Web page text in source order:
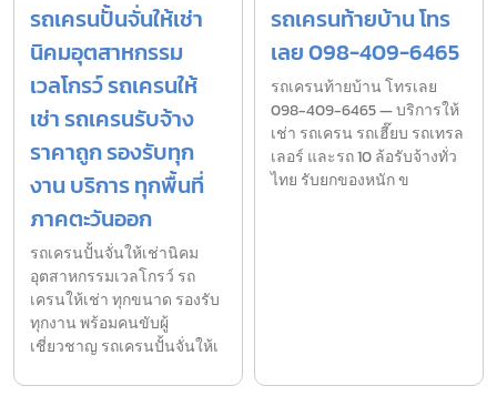
รถเครนปั้นจั่นให้เช่า
นิคมอุตสาหกรรม
เวลโกรว์ รถเครนให้
เช่า รถเครนรับจ้าง
ราคาถูก รองรับทุก
งาน บริการ ทุกพื้นที่
ภาคตะวันออก
รถเครนปั้นจั่นให้เช่านิคม
อุตสาหกรรมเวลโกรว์ รถ
เครนให้เช่า ทุกขนาด รองรับ
ทุกงาน พร้อมคนขับผู้
เชี่ยวชาญ รถเครนปั้นจั่นให้เ
รถเครนท้ายบ้าน โทร
เลย 098-409-6465
รถเครนท้ายบ้าน โทรเลย
098-409-6465 — บริการให้
เช่า รถเครน รถเฮี๊ยบ รถเทรล
เลอร์ และรถ 10 ล้อรับจ้างทั่ว
ไทย รับยกของหนัก ข